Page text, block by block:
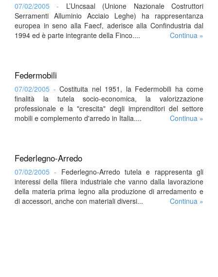
07/02/2005 - L’Uncsaal (Unione Nazionale Costruttori
Serramenti Alluminio Acciaio Leghe) ha rappresentanza
europea in seno alla Faecf, aderisce alla Confindustria dal
1994 ed è parte integrante della Finco....
Continua »
Federmobili
07/02/2005 - Costituita nel 1951, la Federmobili ha come
finalità la tutela socio-economica, la valorizzazione
professionale e la "crescita" degli imprenditori del settore
mobili e complemento d'arredo in Italia....
Continua »
Federlegno-Arredo
07/02/2005 - Federlegno-Arredo tutela e rappresenta gli
interessi della filiera industriale che vanno dalla lavorazione
della materia prima legno alla produzione di arredamento e
di accessori, anche con materiali diversi...
Continua »